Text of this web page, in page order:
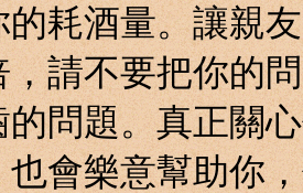
的耗酒量。讓親
，請不要把你的
的問題。真正關
也會樂意幫助你